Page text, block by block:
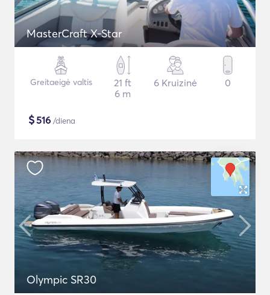
MasterCraft X-Star
Greitaeigė valtis
21 ft
6 m
6 Kruizinė 0
$516 /diena
Olympic SR30